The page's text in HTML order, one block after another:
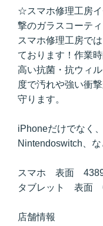
☆スマホ修理工房
撃のガラスコーテ
スマホ修理工房で
ております！作業
高い抗菌・抗ウィ
度で汚れや強い衝
守ります。
iPhoneだけでなく
Nintendoswitch、な
スマホ 表面 4389
タブレット 表面
店舗情報